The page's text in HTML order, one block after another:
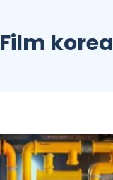
Film korea